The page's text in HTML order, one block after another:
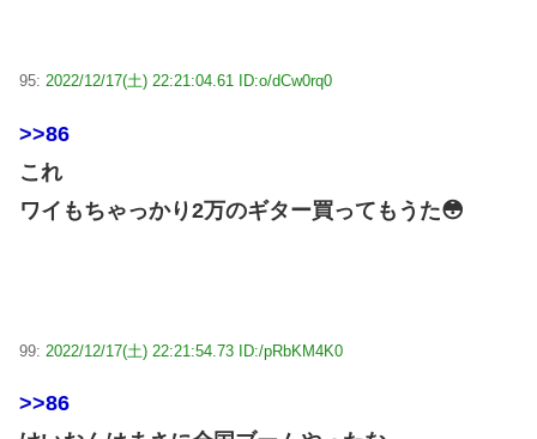
95: 2022/12/17(土) 22:21:04.61 ID:o/dCw0rq0
>>86
これ
ワイもちゃっかり2万のギター買ってもうた😳
99: 2022/12/17(土) 22:21:54.73 ID:/pRbKM4K0
>>86